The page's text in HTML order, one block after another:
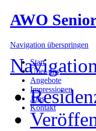
AWO
Navigation überspringen
Start
Über uns
Angebote
Impressionen
Jobs
Kontakt